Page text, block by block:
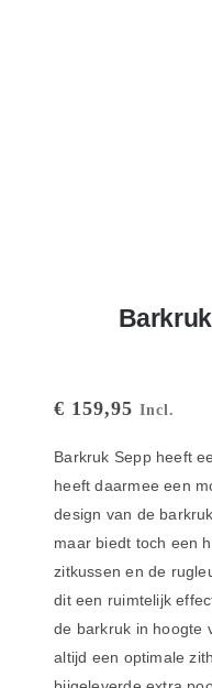
€ 159,95 Incl.
Barkruk Sepp heeft
heeft daarmee een
design van de
maar biedt toch een
zitkussen en de
dit een ruimtelijk
de barkruk in hoogte
altijd een optimale